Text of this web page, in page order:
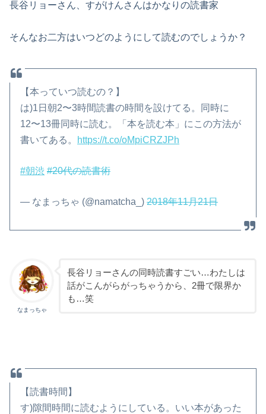
長谷リョーさん、すがけんさんはかなりの読書家
そんなお二方はいつどのようにして読むのでしょうか？
【本っていつ読むの？】
は)1日朝2〜3時間読書の時間を設けてる。同時に
12〜13冊同時に読む。「本を読む本」にこの方法が
書いてある。
https://t.co/oMpiCRZJPh
#朝渋 #20代の読書術
— なまっちゃ (@namatcha_)2018年11月21日
なまっちゃ
長谷リョーさんの同時読書すごい…わたしは
話がこんがらがっちゃうから、2冊で限界か
も…笑
【読書時間】
す)隙間時間に読むようにしている。いい本があった